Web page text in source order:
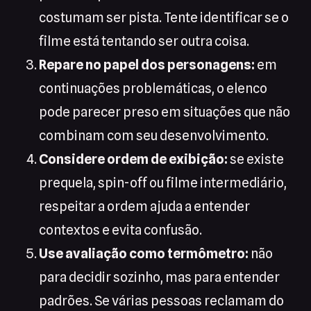
costumam ser pista. Tente identificar se o
filme está tentando ser outra coisa.
Repare no papel dos personagens: em
continuações problemáticas, o elenco
pode parecer preso em situações que não
combinam com seu desenvolvimento.
Considere ordem de exibição:se existe
prequela, spin-off ou filme intermediário,
respeitar a ordem ajuda a entender
contextos e evita confusão.
Use avaliação como termômetro: não
para decidir sozinho, mas para entender
padrões. Se várias pessoas reclamam do